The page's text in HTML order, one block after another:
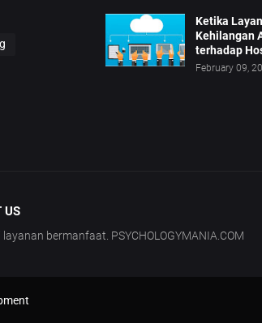
Ketika
Kehilangan
terhadap
February 09,
US
layanan bermanfaat. PSYCHOLOGYMANIA.COM